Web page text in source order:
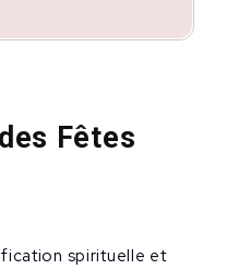
Fêtes
spirituelle et